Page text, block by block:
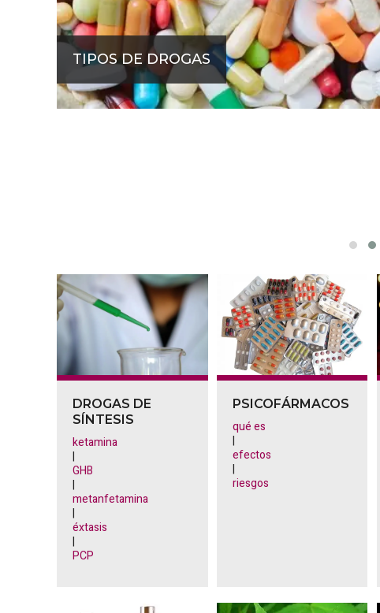
TIPOS DE DROGAS
DROGAS DE
SÍNTESIS
ketamina
|
GHB
|
metanfetamina
|
éxtasis
|
PCP
PSICOFÁRMACOS
qué es
|
efectos
|
riesgos